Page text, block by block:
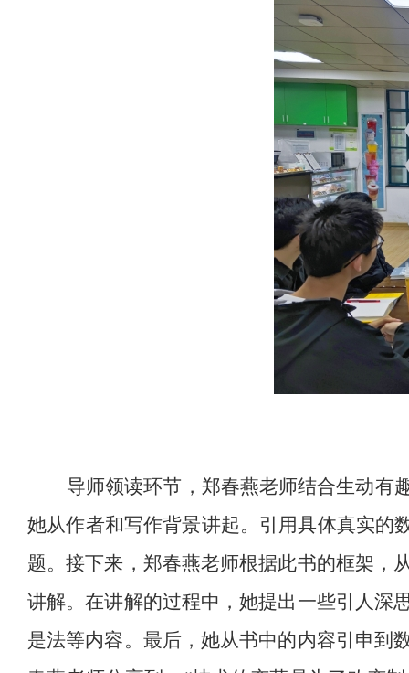
导师领读环节，郑春燕老师结合生动有
她从作者和写作背景讲起。引用具体真实的
题。接下来，郑春燕老师根据此书的框架，
讲解。在讲解的过程中，她提出一些引人深
是法等内容。最后，她从书中的内容引申到